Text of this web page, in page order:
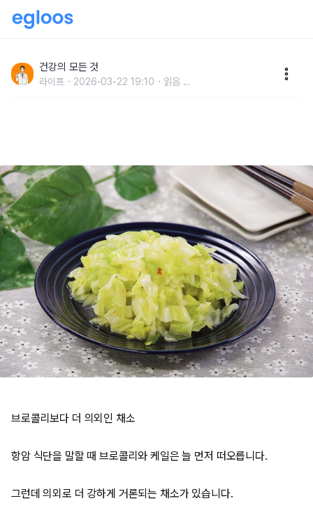
배 높다는 의외의 채소 1위
건강의 모든 것
라이프 2026-03-22 19:10 읽음 ...
브로콜리보다 더 의외인 채소
항암 식단을 말할 때 브로콜리와 케일은 늘 먼저 떠오릅니다.
그런데 의외로 더 강하게 거론되는 채소가 있습니다.